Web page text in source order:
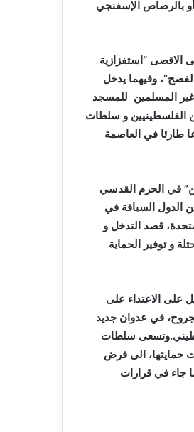
بالرصاص الإسفنجي
الاقصى “استفزازية
وفيهما يدخل
غير المسلمين للمسجد
الفلسطينيين و سلطات
عقدت جامعة الدول العربية في 21 أبريل اجتماعا طارئا في العاصمة
في الحرم القدسي
الدول السباقة في
قصد التدخل و
و توفير الحماية
الفلسطينية توترا شديدا على خلفية إقدام قوات الاحتلال الصهيوني يوم 15 ابريل على الاعتداء على
المبارك، ما أسفر عن اصابة قرابة 160 فلسطينيا بجروح، في عدوان جديد
سلطات
حمايتها، الى فرض
جاء في قرارات